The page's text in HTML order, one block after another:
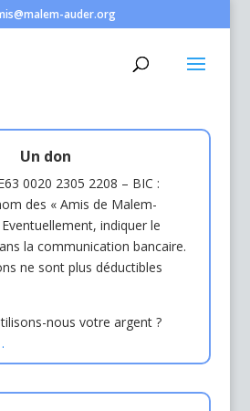
auder.org
Un don
0020 2305 2208 – BIC :
des « Amis de Malem-
indiquer le
la communication bancaire.
ne sont plus déductibles
nous votre argent ?